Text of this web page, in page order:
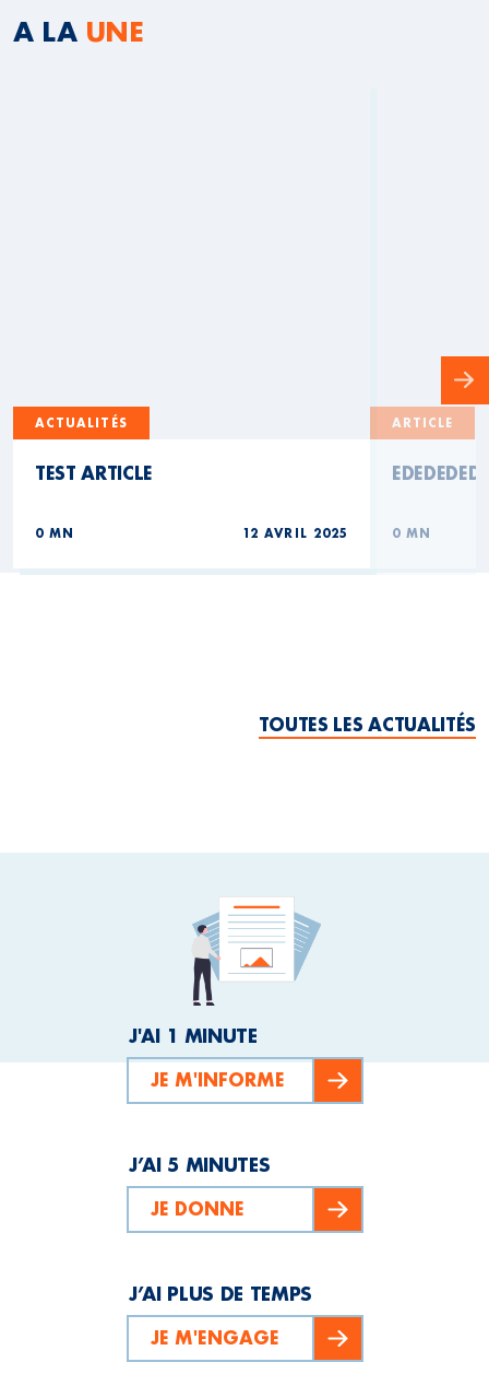
A LA UNE
ACTUALITÉS
TEST ARTICLE
0 MN 12 AVRIL 2025
ARTICLE
EDEDEDED
0 MN
TOUTES LES ACTUALITÉS
J'AI 1 MINUTE
JE M'INFORME
J’AI 5 MINUTES
JE DONNE
J’AI PLUS DE TEMPS
JE M'ENGAGE